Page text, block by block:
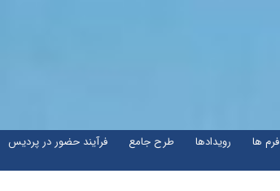
فرآیند حضور در پردیس طرح جامع رویدادها فرم ها